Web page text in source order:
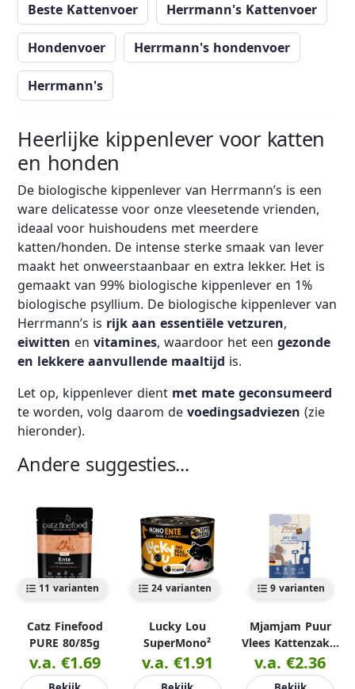
Beste Kattenvoer Herrmann's Kattenvoer
Hondenvoer Herrmann's hondenvoer
Herrmann's
Heerlijke kippenlever voor katten
en honden
De biologische kippenlever van Herrmann’s is een
ware delicatesse voor onze vleesetende vrienden,
ideaal voor huishoudens met meerdere
katten/honden. De intense sterke smaak van lever
maakt het onweerstaanbaar en extra lekker. Het is
gemaakt van 99% biologische kippenlever en 1%
biologische psyllium. De biologische kippenlever van
Herrmann’s is rijk aan essentiële vetzuren,
eiwitten envitamines, waardoor het eengezonde
en lekkere aanvullende maaltijd is.
Let op, kippenlever dient met mate geconsumeerd
te worden, volg daarom devoedingsadviezen (zie
hieronder).
Andere suggesties...
11 varianten
Catz Finefood
PURE 80/85g
v.a. €1.69
24 varianten
Lucky Lou
SuperMono²
v.a. €1.91
9 varianten
Mjamjam Puur
Vlees Kattenzakje
125g
v.a. €2.36